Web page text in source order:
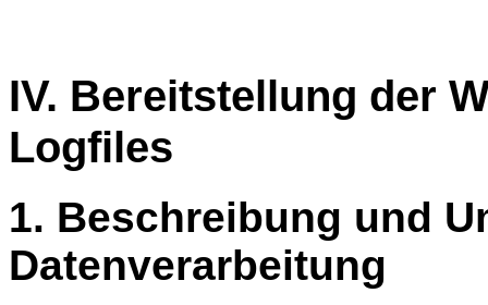
IV. Bereitstellung der
Logfiles
1. Beschreibung und
Datenverarbeitung